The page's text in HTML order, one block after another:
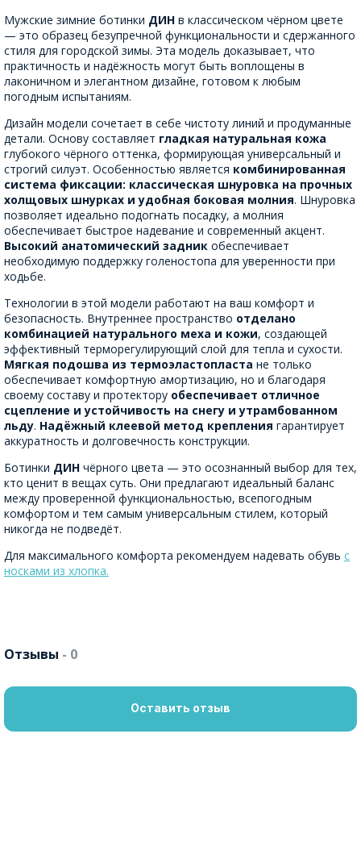
Мужские зимние ботинки ДИН в классическом чёрном цвете
— это образец безупречной функциональности и сдержанного
стиля для городской зимы. Эта модель доказывает, что
практичность и надёжность могут быть воплощены в
лаконичном и элегантном дизайне, готовом к любым
погодным испытаниям.
Дизайн модели сочетает в себе чистоту линий и продуманные
детали. Основу составляет гладкая натуральная кожа
глубокого чёрного оттенка, формирующая универсальный и
строгий силуэт. Особенностью является комбинированная
система фиксации: классическая шнуровка на прочных
холщовых шнурках и удобная боковая молния. Шнуровка
позволяет идеально подогнать посадку, а молния
обеспечивает быстрое надевание и современный акцент.
Высокий анатомический задник обеспечивает
необходимую поддержку голеностопа для уверенности при
ходьбе.
Технологии в этой модели работают на ваш комфорт и
безопасность. Внутреннее пространство отделано
комбинацией натурального меха и кожи, создающей
эффективный терморегулирующий слой для тепла и сухости.
Мягкая подошва из термоэластопласта не только
обеспечивает комфортную амортизацию, но и благодаря
своему составу и протектору обеспечивает отличное
сцепление и устойчивость на снегу и утрамбованном
льду. Надёжный клеевой метод крепления гарантирует
аккуратность и долговечность конструкции.
Ботинки ДИН чёрного цвета — это осознанный выбор для тех,
кто ценит в вещах суть. Они предлагают идеальный баланс
между проверенной функциональностью, всепогодным
комфортом и тем самым универсальным стилем, который
никогда не подведёт.
Для максимального комфорта рекомендуем надевать обувь с
носками из хлопка.
Отзывы - 0
Оставить отзыв